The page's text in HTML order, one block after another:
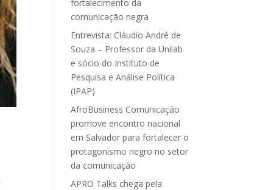
fortalecimento da
comunicação negra
Entrevista: Cláudio André de
Souza – Professor da Unilab
e sócio do Instituto de
Pesquisa e Análise Política
(IPAP)
AfroBusiness Comunicação
promove encontro nacional
em Salvador para fortalecer o
protagonismo negro no setor
da comunicação
APRO Talks chega pela